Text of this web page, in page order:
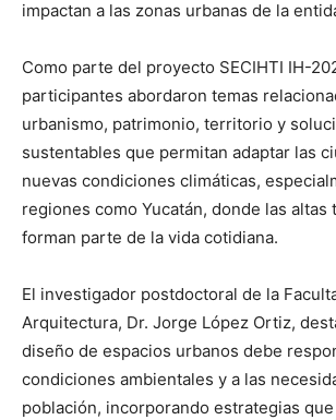
impactan a las zonas urbanas de la
Como parte del proyecto SECIHTI IH-
participantes abordaron temas
urbanismo, patrimonio, territorio y
sustentables que permitan adaptar las
nuevas condiciones climáticas,
regiones como Yucatán, donde las altas
forman parte de la vida cotidiana.
El investigador postdoctoral de la
Arquitectura, Dr. Jorge López Ortiz,
diseño de espacios urbanos debe
condiciones ambientales y a las
población, incorporando estrategias